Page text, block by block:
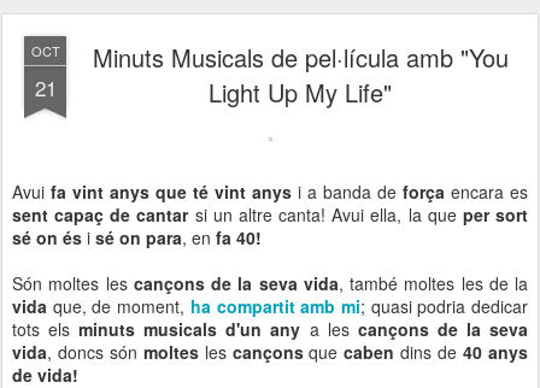
OCT
21
Minuts Musicals de pel·lícula amb "You
Light Up My Life"
Avui fa vint anys que té vint anys i a banda de força encara es
sent capaç de cantarsi un altre canta! Avui ella, la queper sort
sé on és i sé on para, en fa 40!
Són moltes les cançons de la seva vida, també moltes les de la
vida que, de moment, ha compartit amb mi; quasi podria dedicar
tots elsminuts musicals d'un any a les cançons de la seva
vida, doncs són molteslescançonsque cabendins de40 anys
de vida!